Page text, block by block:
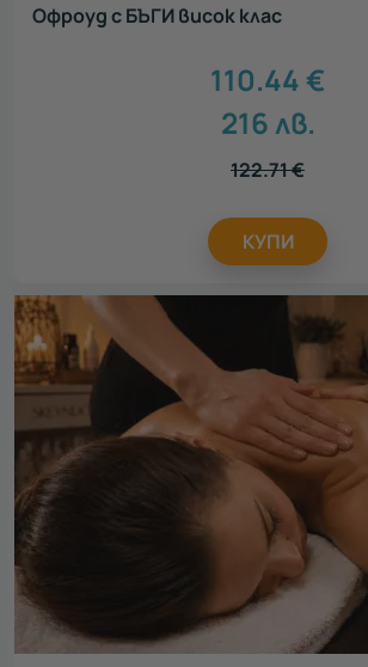
Офроуд с БЪГИ висок клас
110.44€
216лв.
122.71€
КУПИ